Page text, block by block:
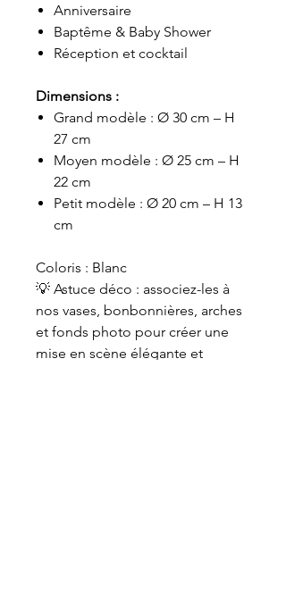
Anniversaire
Baptême & Baby Shower
Réception et cocktail
Dimensions :
Grand modèle : Ø 30 cm – H
27 cm
Moyen modèle : Ø 25 cm – H
22 cm
Petit modèle : Ø 20 cm – H 13
cm
Coloris : Blanc
💡 Astuce déco : associez-les à
nos vases, bonbonnières, arches
et fonds photo pour créer une
mise en scène élégante et